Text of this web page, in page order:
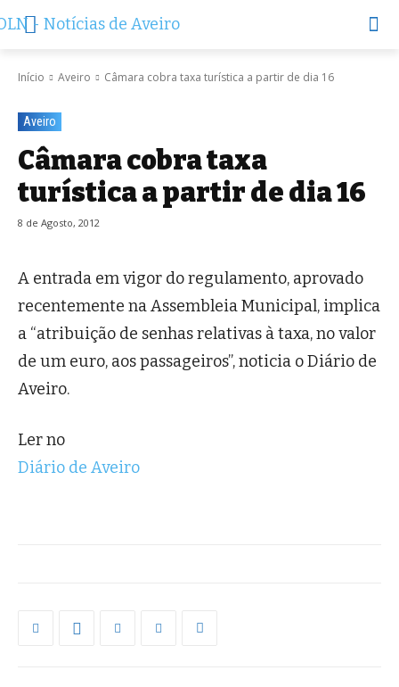
Início Aveiro Câmara cobra taxa turística a partir de dia 16
Aveiro
Câmara cobra taxa
turística a partir de dia 16
8 de Agosto, 2012
A entrada em vigor do regulamento, aprovado
recentemente na Assembleia Municipal, implica
a “atribuição de senhas relativas à taxa, no valor
de um euro, aos passageiros”, noticia o Diário de
Aveiro.
Ler no
Diário de Aveiro